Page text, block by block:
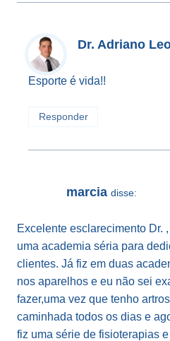
Dr. Adriano
Esporte é vida!!
Responder
marcia disse:
Excelente esclarecimento Dr.
uma academia séria para
clientes. Já fiz em duas
nos aparelhos e eu não sei
fazer,uma vez que tenho
caminhada todos os dias e
fiz uma série de fisioterapias